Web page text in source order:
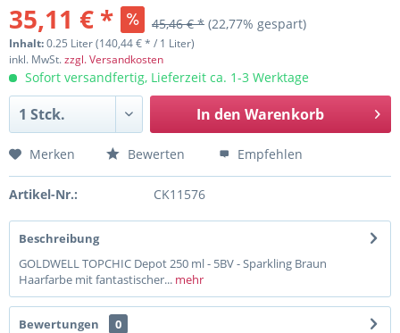
35,11 € * 45,46 € * (22,77% gespart)
Inhalt:0.25 Liter (140,44 € * / 1 Liter)
inkl. MwSt.zzgl. Versandkosten
Sofort versandfertig, Lieferzeit ca. 1-3 Werktage
In den Warenkorb
Merken Bewerten Empfehlen
Artikel-Nr.: CK11576
Beschreibung
GOLDWELL TOPCHIC Depot 250 ml - 5BV - Sparkling Braun
Haarfarbe mit fantastischer... mehr
Bewertungen
0